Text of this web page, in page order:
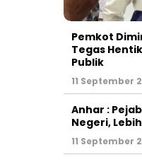
Pemkot
Tegas
Publik
11 September
Anhar :
Negeri,
11 September